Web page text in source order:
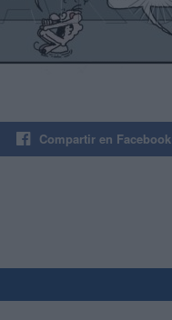
Compartir en Facebook